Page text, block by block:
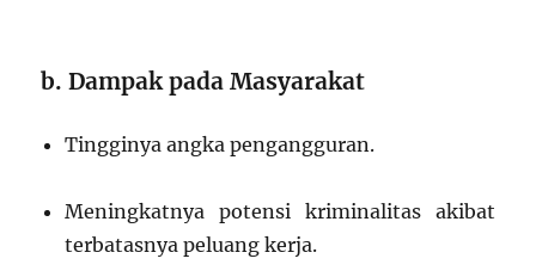
b. Dampak pada Masyarakat
Tingginya angka pengangguran.
Meningkatnya potensi kriminalitas akibat
terbatasnya peluang kerja.